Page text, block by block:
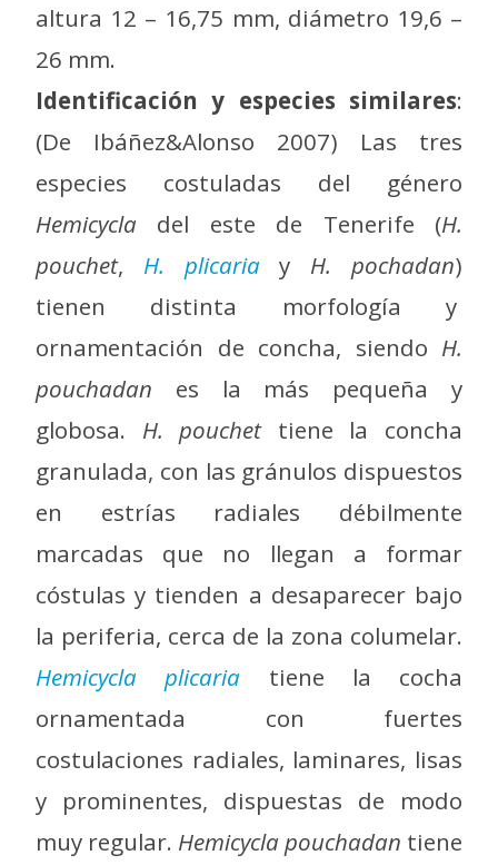
altura 12 – 16,75 mm, diámetro 19,6 –
26 mm.
Identificación y especies similares:
(De Ibáñez&Alonso 2007) Las tres
especies costuladas del género
Hemicycla del este de Tenerife (H.
pouchet, H. plicariay H. pochadan)
tienen distinta morfología y
ornamentación de concha, siendo H.
pouchadan es la más pequeña y
globosa. H. pouchettiene la concha
granulada, con las gránulos dispuestos
en estrías radiales débilmente
marcadas que no llegan a formar
cóstulas y tienden a desaparecer bajo
la periferia, cerca de la zona columelar.
Hemicycla plicaria tiene la cocha
ornamentada con fuertes
costulaciones radiales, laminares, lisas
y prominentes, dispuestas de modo
muy regular. Hemicycla pouchadan tiene